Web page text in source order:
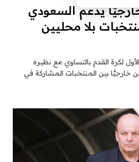
يدعم السعودي
لكرة القدم بالتساوي مع نظيره
خارجيًّا بين المنتخبات المشاركة في